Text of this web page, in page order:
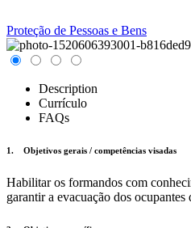
Proteção de Pessoas e Bens
Description
Currículo
FAQs
1. Objetivos gerais / competências visadas
Habilitar os formandos com
garantir a evacuação dos